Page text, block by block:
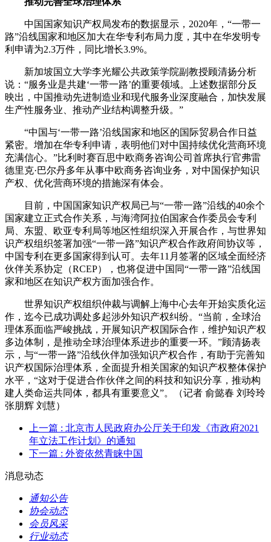
中国国家知识产权局发布的数据显示，2020年，“一带一
路”沿线国家和地区加大在华专利布局力度，其中在华发明专
利申请为2.3万件，同比增长3.9%。
新加坡国立大学李光耀公共政策学院副教授顾清扬分析
说：“服务业是共建‘一带一路’的重要领域。上述数据部分反
映出，中国推动先进制造业和现代服务业深度融合，加快发展
生产性服务业、推动产业结构调整升级。”
“中国与‘一带一路’沿线国家和地区的国际贸易合作日益
紧密。增加在华专利申请，表明他们对中国持续优化营商环境
充满信心。”比利时赛百思中欧商务咨询公司首席执行官弗雷
德里克·巴尔丹多年从事中欧商务咨询业务，对中国保护知识
产权、优化营商环境的措施深有体会。
目前，中国国家知识产权局已与“一带一路”沿线的40余个
国家建立正式合作关系，与海湾阿拉伯国家合作委员会专利
局、东盟、欧亚专利局等地区性组织深入开展合作，与世界知
识产权组织签署加强“一带一路”知识产权合作政府间协议等，
中国专利在更多国家得到认可。去年11月签署的区域全面经济
伙伴关系协定（RCEP），也将促进中国同“一带一路”沿线国
家和地区在知识产权方面加强合作。
世界知识产权组织仲裁与调解上海中心去年开始实质化运
作，迄今已成功调处多起涉外知识产权纠纷。“当前，全球治
理体系面临严峻挑战，开展知识产权国际合作，维护知识产权
多边体制，是推动全球治理体系进步的重要一环。”顾清扬表
示，与“一带一路”沿线伙伴加强知识产权合作，有助于完善知
识产权国际治理体系，全面提升相关国家的知识产权整体保护
水平，“这对于促进合作伙伴之间的科技和知识分享，推动构
建人类命运共同体，都具有重要意义”。（记者 俞懿春 刘玲玲
张朋辉 刘慧）
上一篇 : 北京市人民政府办公厅关于印发《市政府2021
年立法工作计划》的通知
下一篇 : 外资依然青睐中国
消息动态
通知公告
协会动态
会员风采
行业动态